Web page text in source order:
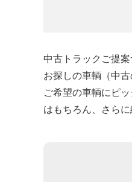
中古トラックご提
お探しの車輌（中
ご希望の車輌にピ
はもちろん、さら